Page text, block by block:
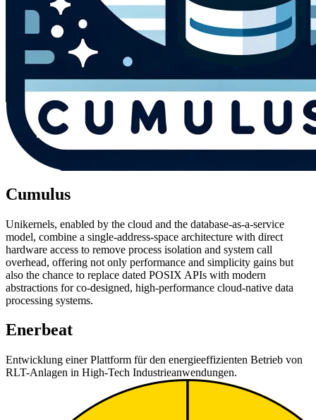
Cumulus
Unikernels, enabled by the cloud and the database-as-a-service
model, combine a single-address-space architecture with direct
hardware access to remove process isolation and system call
overhead, offering not only performance and simplicity gains but
also the chance to replace dated POSIX APIs with modern
abstractions for co-designed, high-performance cloud-native data
processing systems.
Enerbeat
Entwicklung einer Plattform für den energieeffizienten Betrieb von
RLT-Anlagen in High-Tech Industrieanwendungen.